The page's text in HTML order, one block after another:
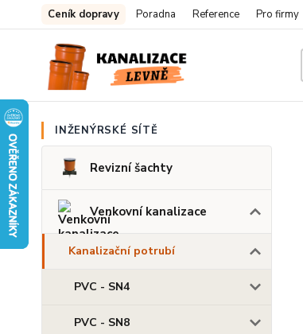
Ceník dopravy Poradna Reference Pro firmy
INŽENÝRSKÉ SÍTĚ
Revizní šachty
Venkovní kanalizace
Kanalizační potrubí
PVC - SN4
PVC - SN8